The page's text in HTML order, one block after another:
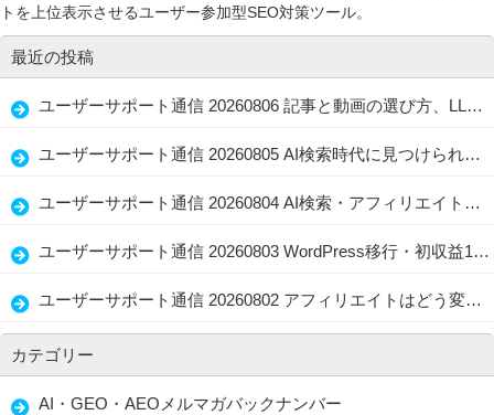
トを上位表示させるユーザー参加型SEO対策ツール。
最近の投稿
ユーザーサポート通信 20260806 記事と動画の選び方、LLMO・GEOで忘れない読者ファースト
ユーザーサポート通信 20260805 AI検索時代に見つけられる店舗情報と記事の整え方、生かし方
ユーザーサポート通信 20260804 AI検索・アフィリエイト・水着選びに共通する「伝わる情報設計」
ユーザーサポート通信 20260803 WordPress移行・初収益1万円・問い合わせ導線を見直すブログ改善術
ユーザーサポート通信 20260802 アフィリエイトはどう変わる？WordPress・AI Writer・経験者の強み
カテゴリー
AI・GEO・AEOメルマガバックナンバー